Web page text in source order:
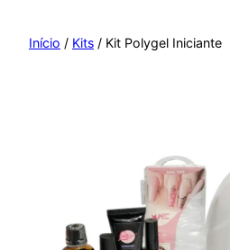
paraInício / Kits / Kit Polygel Iniciante